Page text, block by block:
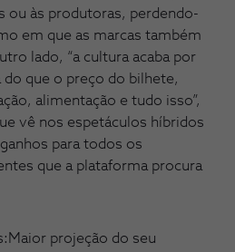
ou às produtoras, perdendo-
em que as marcas também
lado, “a cultura acaba por
do que o preço do bilhete,
alimentação e tudo isso”,
vê nos espetáculos híbridos
para todos os
que a plataforma procura
projeção do seu